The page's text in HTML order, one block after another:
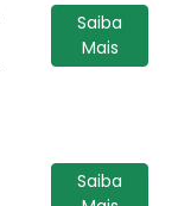
Saiba
Mais
Saiba